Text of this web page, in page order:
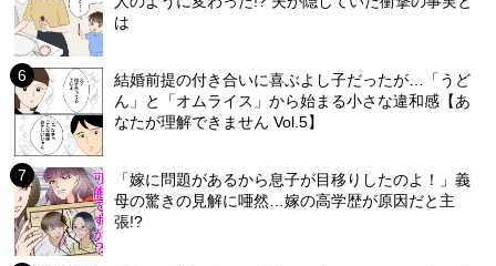
は
結婚前提の付き合いに喜ぶよし子だったが…「うど
ん」と「オムライス」から始まる小さな違和感【あ
なたが理解できません Vol.5】
「嫁に問題があるから息子が目移りしたのよ！」義
母の驚きの見解に唖然…嫁の高学歴が原因だと主
張!?